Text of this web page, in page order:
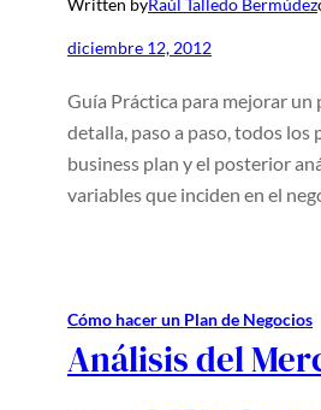
diciembre 12, 2012
Guía Práctica para mejorar un
detalla, paso a paso, todos los
business plan y el posterior
variables que inciden en el
Cómo hacer un Plan de Negocios
Análisis del